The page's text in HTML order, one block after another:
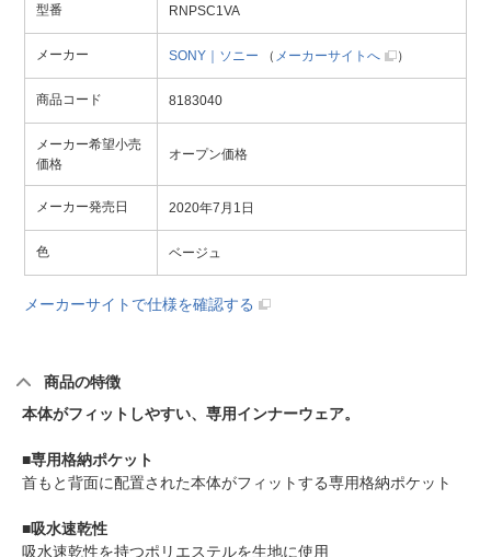
型番 RNPSC1VA
メーカー SONY｜ソニー （ メーカーサイトへ ）
商品コード 8183040
メーカー希望小売
価格
オープン価格
メーカー発売日 2020年7月1日
色 ベージュ
メーカーサイトで仕様を確認する
商品の特徴
本体がフィットしやすい、専用インナーウェア。
■専用格納ポケット
首もと背面に配置された本体がフィットする専用格納ポケット
■吸水速乾性
吸水速乾性を持つポリエステルを生地に使用